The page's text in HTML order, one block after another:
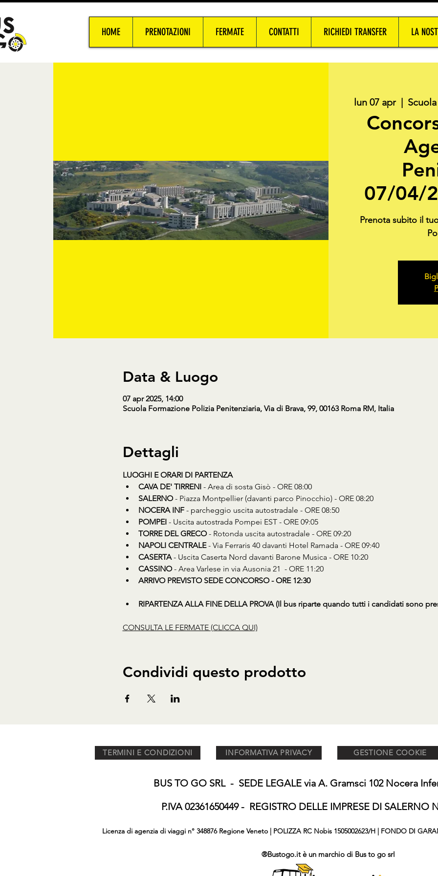
HOME PRENOTAZIONI FERMATE CONTATTI RICHIEDI TRANSFER LA
lun 07 apr
  |
07/04/
Prenota subito il
Data & Luogo
07 apr 2025, 14:00
Scuola Formazione Polizia Penitenziaria, Via di Brava, 99, 00163 Roma RM, Italia
Dettagli
LUOGHI E ORARI DI PARTENZA
CAVA DE' TIRRENI - Area di sosta Gisò - ORE 08:00
SALERNO - Piazza Montpellier (davanti parco Pinocchio) - ORE 08:20
NOCERA INF - parcheggio uscita autostradale - ORE 08:50
POMPEI - Uscita autostrada Pompei EST - ORE 09:05
TORRE DEL GRECO - Rotonda uscita autostradale - ORE 09:20
NAPOLI CENTRALE - Via Ferraris 40 davanti Hotel Ramada - ORE 09:40
CASERTA - Uscita Caserta Nord davanti Barone Musica - ORE 10:20
CASSINO - Area Varlese in via Ausonia 21  - ORE 11:20
ARRIVO PREVISTO SEDE CONCORSO - ORE 12:30
RIPARTENZA ALLA FINE DELLA PROVA (Il bus riparte quando tutti i candidati sono
CONSULTA LE FERMATE (CLICCA QUI)
Condividi questo prodotto
TERMINI E CONDIZIONI INFORMATIVA PRIVACY GESTIONE COOKIE
BUS TO GO SRL - SEDE LEGALE via A. Gramsci 102 Nocera
P.IVA 02361650449 - REGISTRO DELLE IMPRESE DI SALERNO
Licenza di agenzia di viaggi n° 348876 Regione Veneto | POLIZZA RC Nobis 1505002623/H | FONDO DI
®Bustogo.it è un marchio di Bus to go srl